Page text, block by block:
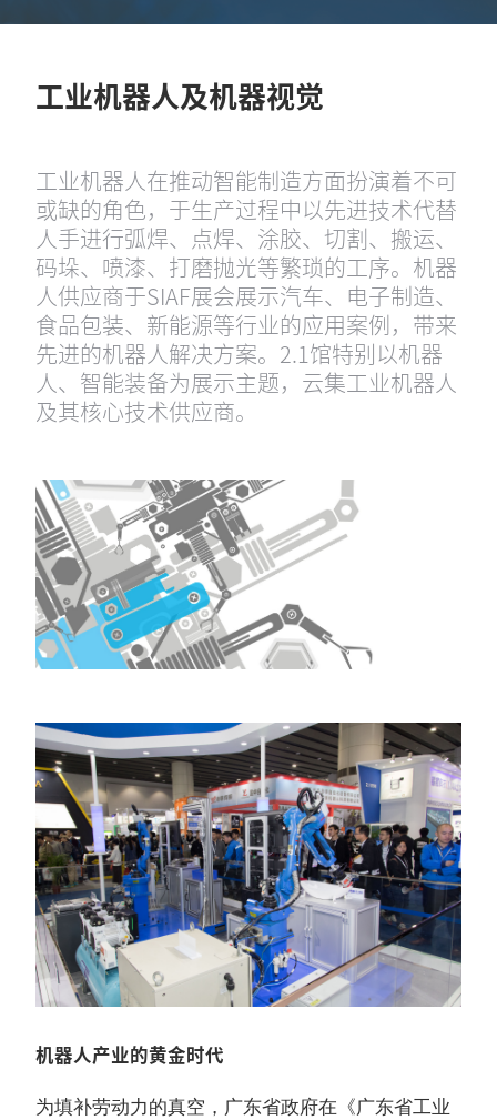
工业机器人及机器视觉
工业机器人在推动智能制造方面扮演着不可
或缺的角色，于生产过程中以先进技术代替
人手进行弧焊、点焊、涂胶、切割、搬运、
码垛、喷漆、打磨抛光等繁琐的工序。机器
人供应商于SIAF展会展示汽车、电子制造、
食品包装、新能源等行业的应用案例，带来
先进的机器人解决方案。2.1馆特别以机器
人、智能装备为展示主题，云集工业机器人
及其核心技术供应商。
机器人产业的黄金时代
为填补劳动力的真空，广东省政府在《广东省工业